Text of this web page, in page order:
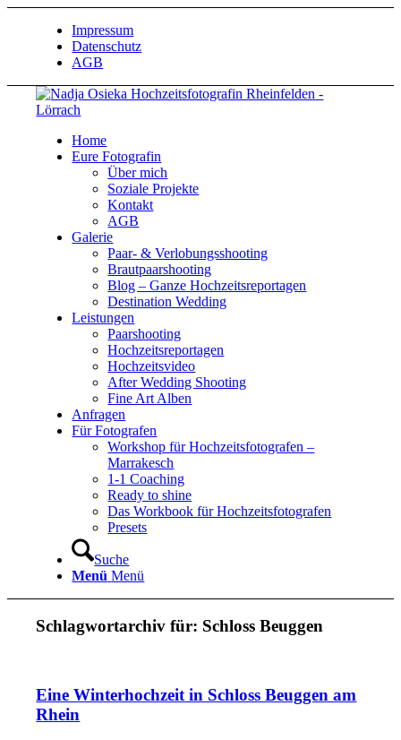
Impressum
Datenschutz
AGB
Home
Eure Fotografin
Über mich
Soziale Projekte
Kontakt
AGB
Galerie
Paar- & Verlobungsshooting
Brautpaarshooting
Blog – Ganze Hochzeitsreportagen
Destination Wedding
Leistungen
Paarshooting
Hochzeitsreportagen
Hochzeitsvideo
After Wedding Shooting
Fine Art Alben
Anfragen
Für Fotografen
Workshop für Hochzeitsfotografen –
Marrakesch
1-1 Coaching
Ready to shine
Das Workbook für Hochzeitsfotografen
Presets
Suche
Menü Menü
Schlagwortarchiv für: Schloss Beuggen
Eine Winterhochzeit in Schloss Beuggen am
Rhein